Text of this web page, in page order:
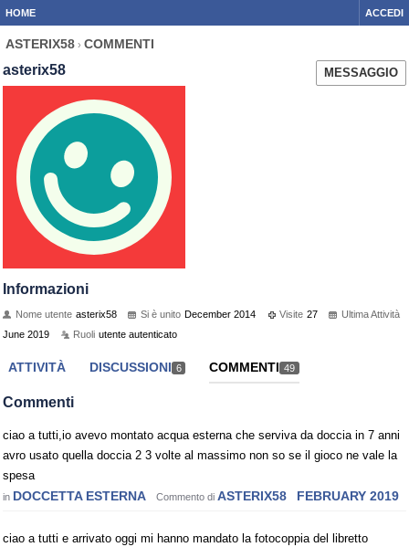
HOME ACCEDI
ASTERIX58 › COMMENTI
MESSAGGIO
asterix58
Informazioni
Nome utente asterix58 Si è unito December 2014 Visite 27
Ultima Attività
June 2019
Ruoli utente autenticato
ATTIVITÀ DISCUSSIONI 6 COMMENTI 49
Commenti
ciao a tutti,io avevo montato acqua esterna che serviva da doccia in 7 anni
avro usato quella doccia 2 3 volte al massimo non so se il gioco ne vale la
spesa
in DOCCETTA ESTERNA Commento di ASTERIX58 FEBRUARY 2019
ciao a tutti e arrivato oggi mi hanno mandato la fotocoppia del libretto